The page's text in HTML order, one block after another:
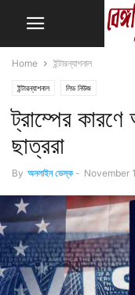
Home ইন্টারন্যাশনাল
ইন্টারন্যাশনাল লিড নিউজ
ট্রাম্পের
ছাত্ররা
By অনলাইন ডেস্ক - November